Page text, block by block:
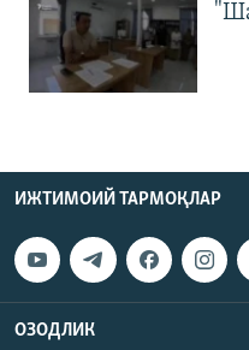
ИЖТИМОИЙ ТАРМОҚЛАР
ОЗОДЛИК